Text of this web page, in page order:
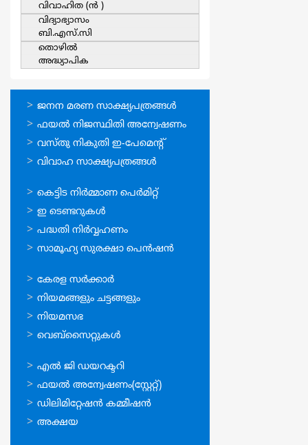
വിവാഹിത (ന്‍ )
വിദ്യാഭ്യാസം
ബി.എസ്.സി
തൊഴില്‍
അദ്ധ്യാപിക
ഓണ്‍ലൈന്‍
സേവനങ്ങള്‍
ജനന മരണ സാക്ഷ്യപത്രങ്ങള്‍
ഫയല്‍ നിജസ്ഥിതി അന്വേഷണം
വസ്തു നികുതി ഇ-പേമെന്റ്
വിവാഹ സാക്ഷ്യപത്രങ്ങള്‍
ഓണ്‍ലൈന്‍
സേവനങ്ങള്‍
കെട്ടിട നിര്‍മ്മാണ പെര്‍മിറ്റ്‌
ഇ ടെണ്ടറുകള്‍
പദ്ധതി നിര്‍വ്വഹണം
സാമൂഹ്യ സുരക്ഷാ പെന്‍ഷന്‍
ഉപയോഗപ്രദമായ
കണ്ണികള്‍
കേരള സര്‍ക്കാര്‍
നിയമങ്ങളും ചട്ടങ്ങളും
നിയമസഭ
വെബ്സൈറ്റുകള്‍
ഉപയോഗപ്രദമായ
കണ്ണികള്‍
എല്‍ ജി ഡയറക്ടറി
ഫയല്‍ അന്വേഷണം(സ്റ്റേറ്റ്)
ഡിലിമിറ്റേഷന്‍ കമ്മീഷന്‍
അക്ഷയ